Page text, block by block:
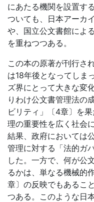
にあたる機関を設置す
ついても、日本アーカ
や、国立公文書館によ
を重ねつつある。
この本の原著が刊行さ
は18年後となってしま
ズ界にとって大きな変
りわけ公文書管理法の
ビリティ」〔4章〕を
理の重要性を広く社会
結果、政府においては
管理に対する「法的ガ
した。一方で、何が公
るかは、単なる機械的
章〕の反映でもあるこ
つある。このような日